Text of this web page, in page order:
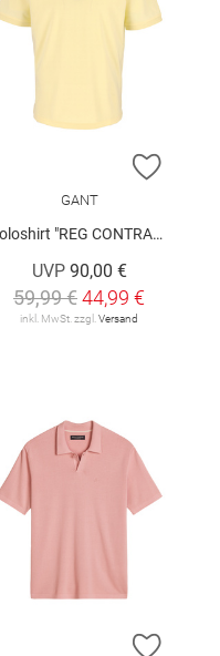
HINZUFÜGEN
ZUR
GANT
"REG CONTRAST"
UVP 90,00 €
59,99 €44,99 €
inkl. MwSt. zzgl. Versand
HINZUFÜGEN
ZUR